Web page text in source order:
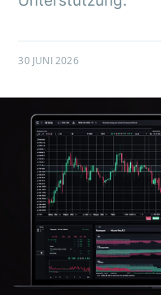
30 JUNI 2026